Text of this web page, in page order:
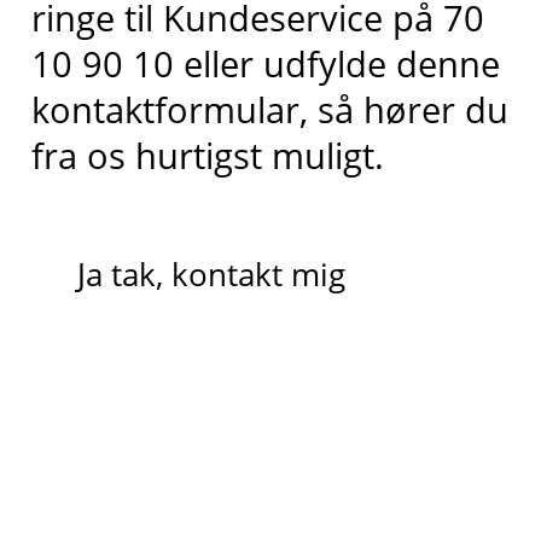
ringe til Kundeservice på 70
10 90 10 eller udfylde denne
kontaktformular, så hører du
fra os hurtigst muligt.
Ja tak, kontakt mig